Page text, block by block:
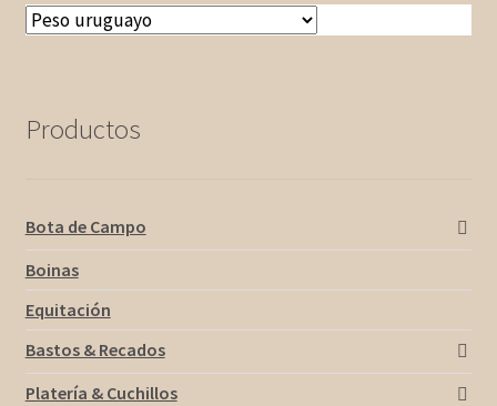
Productos
Bota de Campo
Boinas
Equitación
Bastos & Recados
Platería & Cuchillos